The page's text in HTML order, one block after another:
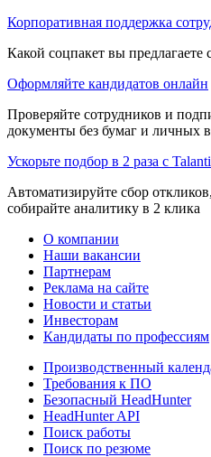
Корпоративная поддержка
Какой соцпакет вы
Оформляйте кандидатов онлайн
Проверяйте сотрудников и
документы без бумаг и личных
Ускорьте подбор в 2 раза с
Автоматизируйте сбор
собирайте аналитику в 2 клика
О компании
Наши вакансии
Партнерам
Реклама на сайте
Новости и статьи
Инвесторам
Кандидаты по профессиям
Производственный
Требования к ПО
Безопасный HeadHunter
HeadHunter API
Поиск работы
Поиск по резюме